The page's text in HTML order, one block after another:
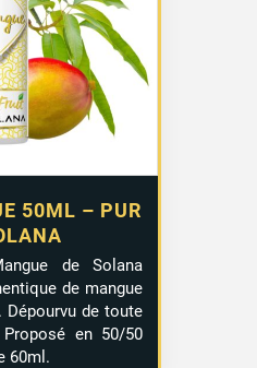
50ML – PUR
de Solana
de mangue
Dépourvu de toute
en 50/50
60ml.